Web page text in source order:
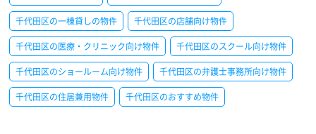
千代田区の一棟貸しの物件 千代田区の店舗向け物件
千代田区の医療・クリニック向け物件 千代田区のスクール向け物件
千代田区のショールーム向け物件 千代田区の弁護士事務所向け物件
千代田区の住居兼用物件 千代田区のおすすめ物件